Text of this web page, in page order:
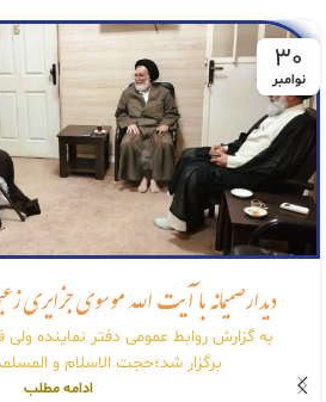
30
نوامبر
دیدار صمیمانه با آیت الله موسوی جزایری
به گزارش روابط عمومی دفتر نماینده
برگزار شد؛حجت الاسلام و
ادامه مطلب